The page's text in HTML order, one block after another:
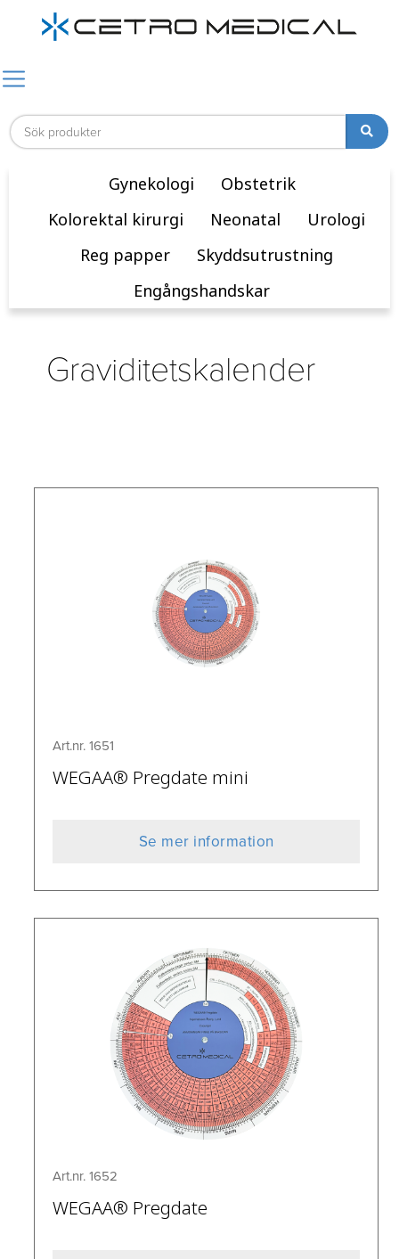
Gynekologi
Obstetrik
Kolorektal kirurgi
Neonatal
Urologi
Reg papper
Skyddsutrustning
Engångshandskar
Graviditetskalender
Art.nr. 1651
WEGAA® Pregdate mini
Se mer information
Art.nr. 1652
WEGAA® Pregdate